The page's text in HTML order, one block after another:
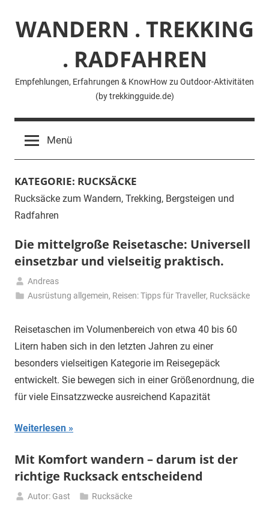
Inhalt
springenWANDERN . TREKKING
. RADFAHREN
Empfehlungen, Erfahrungen & KnowHow zu Outdoor-Aktivitäten
(by trekkingguide.de)
Menü
KATEGORIE: RUCKSÄCKE
Rucksäcke zum Wandern, Trekking, Bergsteigen und
Radfahren
Die mittelgroße Reisetasche: Universell
einsetzbar und vielseitig praktisch.
25.
2026
Andreas
Ausrüstung allgemein, Reisen: Tipps für Traveller, Rucksäcke
Reisetaschen im Volumenbereich von etwa 40 bis 60
Litern haben sich in den letzten Jahren zu einer
besonders vielseitigen Kategorie im Reisegepäck
entwickelt. Sie bewegen sich in einer Größenordnung, die
für viele Einsatzzwecke ausreichend Kapazität
Weiterlesen
Mit Komfort wandern – darum ist der
richtige Rucksack entscheidend
Autor: Gast Rucksäcke